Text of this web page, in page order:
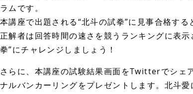
ラムです。
本講座で出題される“北斗の試拳”に見事合格す
正解者は回答時間の速さを競うランキングに表
拳”にチャレンジしましょう！
さらに、本講座の試験結果画面をTwitterでシェ
ナルバンカーリングをプレゼントします。北斗